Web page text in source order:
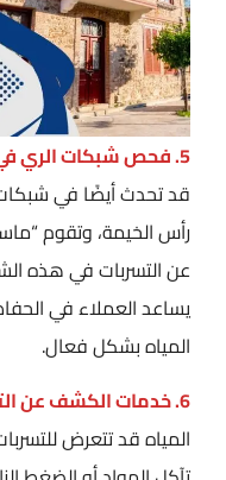
5. فحص شبكات الري في الحدائق والمزارع:
قد تحدث أيضًا في شبكات
رأس الخيمة، وتقوم
عن التسربات في هذه
يساعد العملاء في
المياه بشكل فعال.
6. خدمات الكشف عن التسربات في خزانات المياه:
المياه قد تتعرض